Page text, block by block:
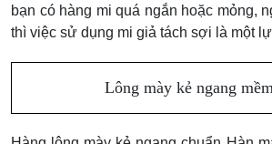
bạn có hàng mi quá ngắn hoặc mỏng,
thì việc sử dụng mi giả tách sợi là một
Lông mày kẻ ngang